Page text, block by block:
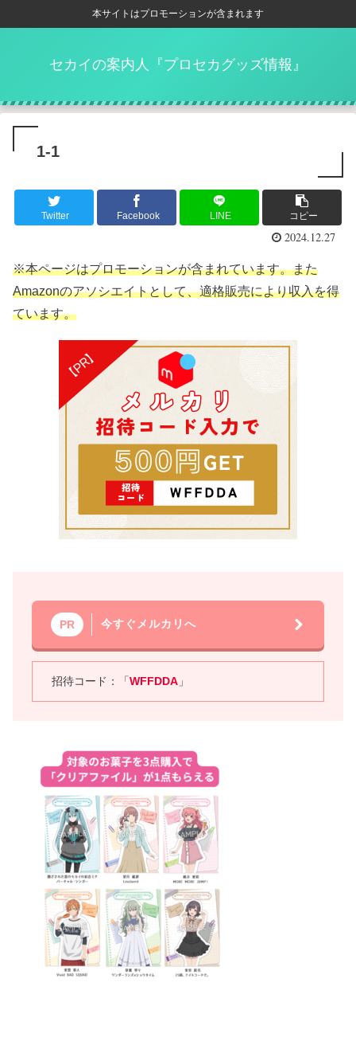
本サイトはプロモーションが含まれます
セカイの案内人『プロセカグッズ情報』
1-1
Twitter Facebook LINE コピー
2024.12.27
※本ページはプロモーションが含まれています。また
Amazonのアソシエイトとして、適格販売により収入を得
ています。
PR 今すぐメルカリへ
招待コード：「WFFDDA 」